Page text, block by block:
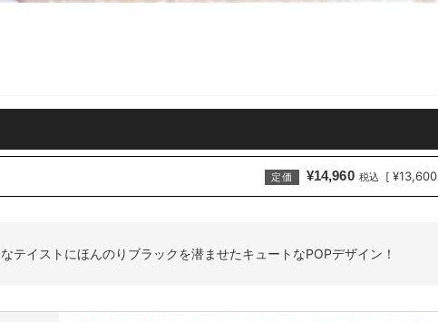
定価 ¥14,960 税込 [ ¥13,600
テイストにほんのりブラックを潜ませたキュートなPOPデザイン！